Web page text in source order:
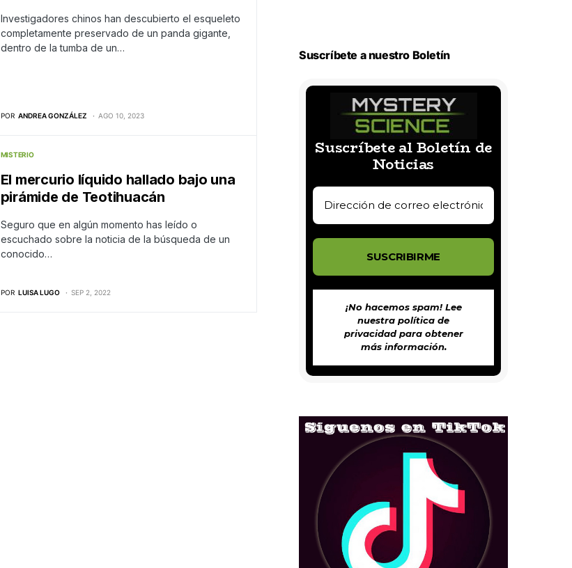
Investigadores chinos han descubierto el esqueleto
completamente preservado de un panda gigante,
dentro de la tumba de un…
POR ANDREA GONZÁLEZ AGO 10, 2023
MISTERIO
El mercurio líquido hallado bajo una
pirámide de Teotihuacán
Seguro que en algún momento has leído o
escuchado sobre la noticia de la búsqueda de un
conocido…
POR LUISA LUGO SEP 2, 2022
Suscríbete a nuestro Boletín
Suscríbete al Boletín de
Noticias
¡No hacemos spam! Lee
nuestra política de
privacidadpara obtener
más información.